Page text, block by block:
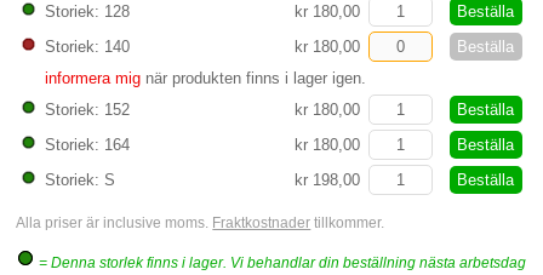
Storiek: 128
kr 180,00
Beställa
Storiek: 140
kr 180,00
Beställa
informera mignär produkten finns i lager igen.
Storiek: 152
kr 180,00
Beställa
Storiek: 164
kr 180,00
Beställa
Storiek: S
kr 198,00 Beställa
Alla priser är inclusive moms. Fraktkostnader tillkommer.
= Denna storlek finns i lager. Vi behandlar din beställning nästa arbetsdag